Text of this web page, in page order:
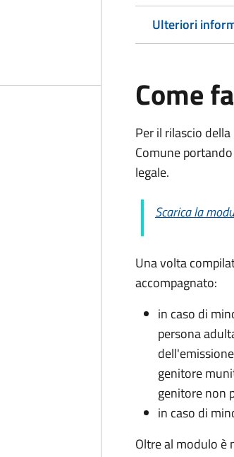
Ulteriori
Come
Per il rilascio
Comune
legale.
Scarica la
Una volta
accompagnato:
in caso di
persona
genitore
genitore non
in caso di
Oltre al modulo è